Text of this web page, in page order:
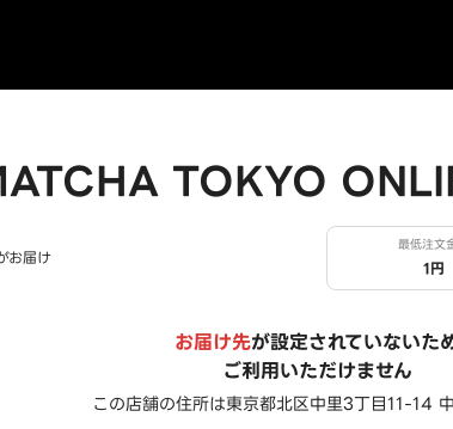
TOKYO
お届け
最低注文
1円
お届け先が設定されていないた
ご利用いただけません
この店舗の住所は東京都北区中里3丁目11-14